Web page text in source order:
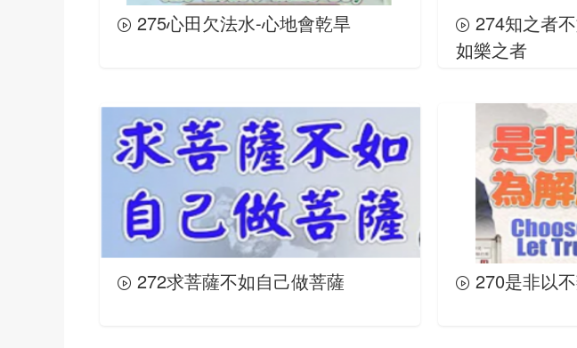
275心田欠法水-心地會乾旱
如樂之者
272求菩薩不如自己做菩薩 270是非以